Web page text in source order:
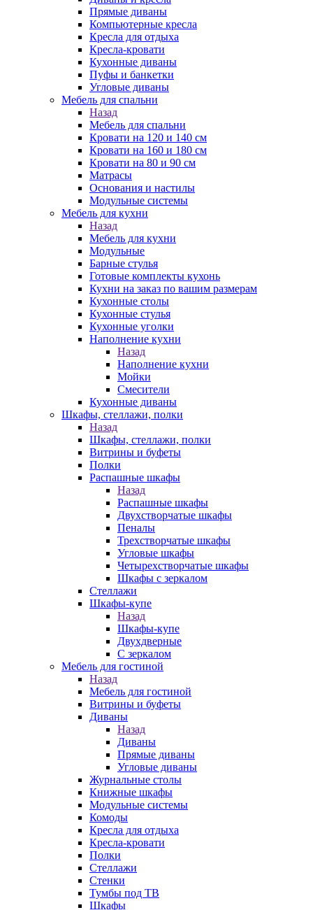
Прямые диваны
Компьютерные кресла
Кресла для отдыха
Кресла-кровати
Кухонные диваны
Пуфы и банкетки
Угловые диваны
Мебель для спальни
Назад
Мебель для спальни
Кровати на 120 и 140 см
Кровати на 160 и 180 см
Кровати на 80 и 90 см
Матрасы
Основания и настилы
Модульные системы
Мебель для кухни
Назад
Мебель для кухни
Модульные
Барные стулья
Готовые комплекты кухонь
Кухни на заказ по вашим размерам
Кухонные столы
Кухонные стулья
Кухонные уголки
Наполнение кухни
Назад
Наполнение кухни
Мойки
Смесители
Кухонные диваны
Шкафы, стеллажи, полки
Назад
Шкафы, стеллажи, полки
Витрины и буфеты
Полки
Распашные шкафы
Назад
Распашные шкафы
Двухстворчатые шкафы
Пеналы
Трехстворчатые шкафы
Угловые шкафы
Четырехстворчатые шкафы
Шкафы с зеркалом
Стеллажи
Шкафы-купе
Назад
Шкафы-купе
Двухдверные
С зеркалом
Мебель для гостиной
Назад
Мебель для гостиной
Витрины и буфеты
Диваны
Назад
Диваны
Прямые диваны
Угловые диваны
Журнальные столы
Книжные шкафы
Модульные системы
Комоды
Кресла для отдыха
Кресла-кровати
Полки
Стеллажи
Стенки
Тумбы под ТВ
Шкафы